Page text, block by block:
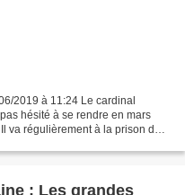
2019 à 11:24 Le cardinal
hésité à se rendre en mars
va régulièrement à la prison de
: Les grandes